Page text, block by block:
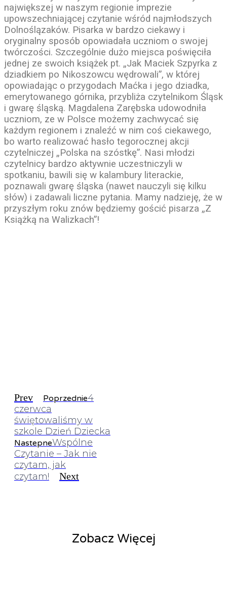
największej w naszym regionie imprezie
upowszechniającej czytanie wśród najmłodszych
Dolnoślązaków. Pisarka w bardzo ciekawy i
oryginalny sposób opowiadała uczniom o swojej
twórczości. Szczególnie dużo miejsca poświęciła
jednej ze swoich książek pt. „Jak Maciek Szpyrka z
dziadkiem po Nikoszowcu wędrowali”, w której
opowiadając o przygodach Maćka i jego dziadka,
emerytowanego górnika, przybliża czytelnikom Śląsk
i gwarę śląską. Magdalena Zarębska udowodniła
uczniom, ze w Polsce możemy zachwycać się
każdym regionem i znaleźć w nim coś ciekawego,
bo warto realizować hasło tegorocznej akcji
czytelniczej „Polska na szóstkę”. Nasi młodzi
czytelnicy bardzo aktywnie uczestniczyli w
spotkaniu, bawili się w kalambury literackie,
poznawali gwarę śląska (nawet nauczyli się kilku
słów) i zadawali liczne pytania. Mamy nadzieję, że w
przyszłym roku znów będziemy gościć pisarza „Z
Książką na Walizkach”!
Prev Poprzednie4
czerwca
świętowaliśmy w
szkole Dzień Dziecka
NastepneWspólne
Czytanie – Jak nie
czytam, jak
czytam!
Next
Zobacz Więcej